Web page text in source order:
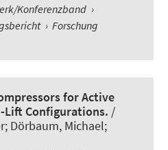
Konferenzband ›
› Forschung
for Active
Lift Configurations. /
Dörbaum, Michael;